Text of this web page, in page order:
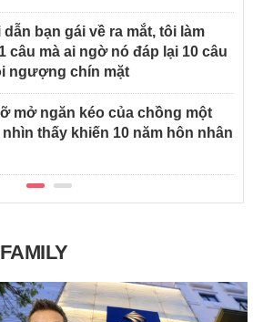
dẫn bạn gái về ra mắt, tôi làm
câu mà ai ngờ nó đáp lại 10 câu
ngượng chín mặt
mở ngăn kéo của chồng một
nhìn thấy khiến 10 năm hôn nhân